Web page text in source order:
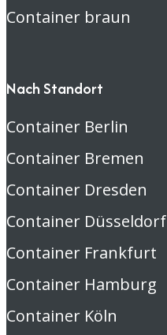
Container braun
Nach Standort
Container Berlin
Container Bremen
Container Dresden
Container Düsseldorf
Container Frankfurt
Container Hamburg
Container Köln